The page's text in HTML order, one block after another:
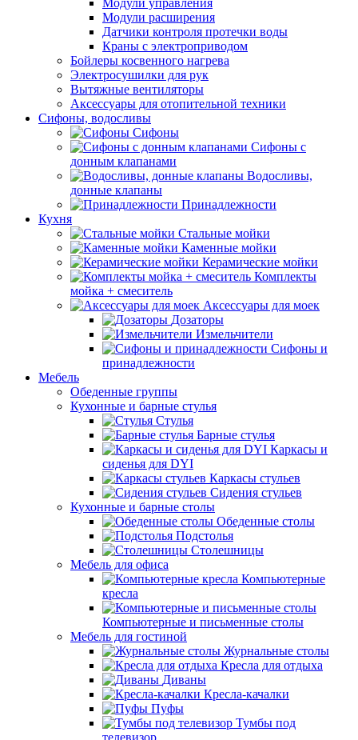
Модули управления
Модули расширения
Датчики контроля протечки воды
Краны с электроприводом
Бойлеры косвенного нагрева
Электросушилки для рук
Вытяжные вентиляторы
Аксессуары для отопительной техники
Сифоны, водосливы
Сифоны
Сифоны с
донным клапанами
Водосливы,
донные клапаны
Принадлежности
Кухня
Стальные мойки
Каменные мойки
Керамические мойки
Комплекты
мойка + смеситель
Аксессуары для моек
Дозаторы
Измельчители
Сифоны и
принадлежности
Мебель
Обеденные группы
Кухонные и барные стулья
Стулья
Барные стулья
Каркасы и
сиденья для DYI
Каркасы стульев
Сидения стульев
Кухонные и барные столы
Обеденные столы
Подстолья
Столешницы
Мебель для офиса
Компьютерные
кресла
Компьютерные и письменные столы
Мебель для гостиной
Журнальные столы
Кресла для отдыха
Диваны
Кресла-качалки
Пуфы
Тумбы под
телевизор